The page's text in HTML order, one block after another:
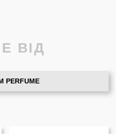
ВІД
PERFUME